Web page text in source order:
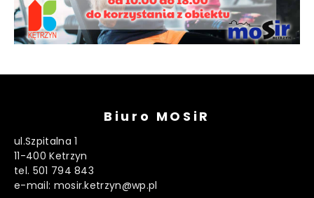
Biuro MOSiR
ul.Szpitalna 1
11-400 Ketrzyn
tel. 501 794 843
e-mail: mosir.ketrzyn@wp.pl